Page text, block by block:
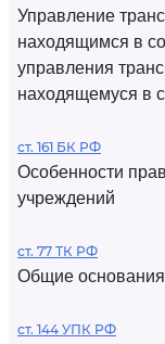
Управление
находящимся в
управления
находящемуся в
ст. 161 БК РФ
Особенности
учреждений
ст. 77 ТК РФ
Общие основания
ст. 144 УПК РФ